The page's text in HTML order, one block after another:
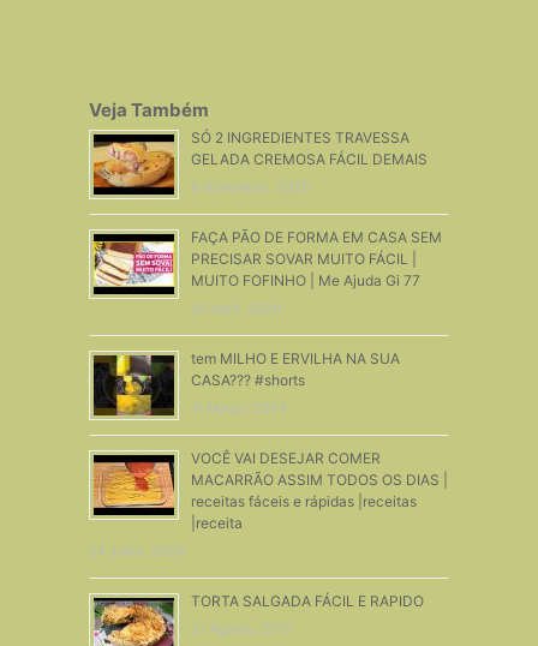
Veja Também
SÓ 2 INGREDIENTES TRAVESSA
GELADA CREMOSA FÁCIL DEMAIS
8 Novembro, 2020
FAÇA PÃO DE FORMA EM CASA SEM
PRECISAR SOVAR MUITO FÁCIL |
MUITO FOFINHO | Me Ajuda Gi 77
25 Abril, 2020
tem MILHO E ERVILHA NA SUA
CASA??? #shorts
11 Março, 2024
VOCÊ VAI DESEJAR COMER
MACARRÃO ASSIM TODOS OS DIAS |
receitas fáceis e rápidas |receitas
|receita
24 Julho, 2024
TORTA SALGADA FÁCIL E RAPIDO
21 Agosto, 2017